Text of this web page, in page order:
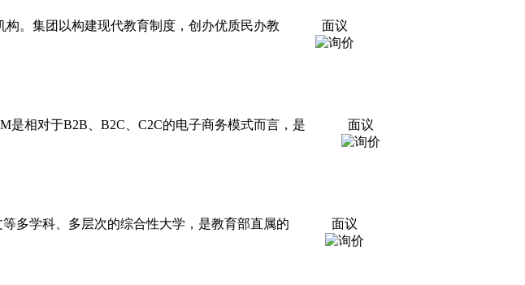
。集团以构建现代教育制度，创办优质民办教
面议
是相对于B2B、B2C、C2C的电子商务模式而言，是
面议
多学科、多层次的综合性大学，是教育部直属的
面议